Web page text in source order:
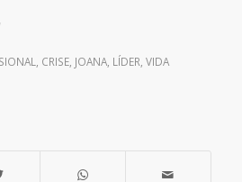
CRISE, JOANA, LÍDER VIDA